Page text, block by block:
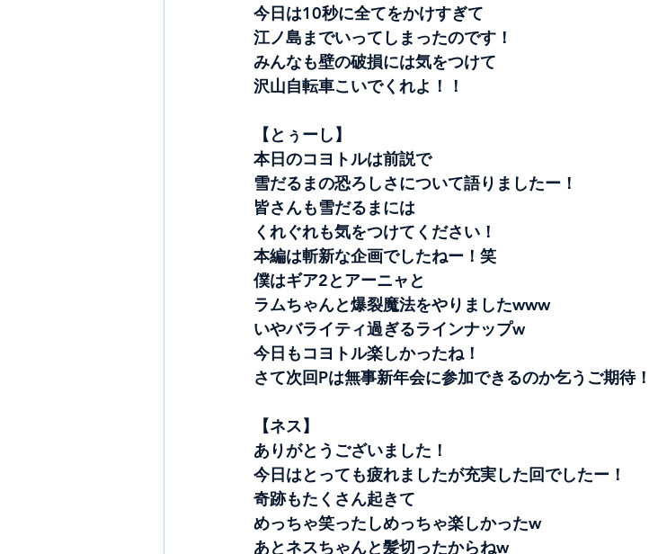
今日は10秒に全てをかけすぎて
江ノ島までいってしまったのです！
みんなも壁の破損には気をつけて
沢山自転車こいでくれよ！！
【とぅーし】
本日のコヨトルは前説で
雪だるまの恐ろしさについて語りましたー！
皆さんも雪だるまには
くれぐれも気をつけてください！
本編は斬新な企画でしたねー！笑
僕はギア2とアーニャと
ラムちゃんと爆裂魔法をやりましたwww
いやバライティ過ぎるラインナップw
今日もコヨトル楽しかったね！
さて次回Pは無事新年会に参加できるのか乞うご期待！
【ネス】
ありがとうございました！
今日はとっても疲れましたが充実した回でしたー！
奇跡もたくさん起きて
めっちゃ笑ったしめっちゃ楽しかったw
あとネスちゃんと髪切ったからねw